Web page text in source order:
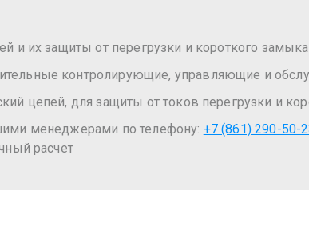
и их защиты от перегрузки и короткого
контролирующие, управляющие и
цепей, для защиты от токов перегрузки и
менеджерами по телефону: +7 (861) 290-50-
расчет